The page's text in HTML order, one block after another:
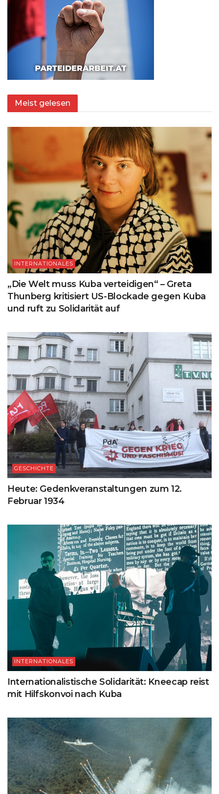
Meist gelesen
INTERNATIONALES
„Die Welt muss Kuba verteidigen“ – Greta
Thunberg kritisiert US-Blockade gegen Kuba
und ruft zu Solidarität auf
GESCHICHTE
Heute: Gedenkveranstaltungen zum 12.
Februar 1934
INTERNATIONALES
Internationalistische Solidarität: Kneecap reist
mit Hilfskonvoi nach Kuba